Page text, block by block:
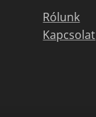
Rólunk
Kapcsolat